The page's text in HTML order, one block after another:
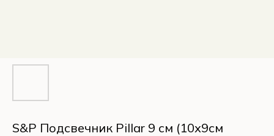
S&P Подсвечник Pillar 9 см (10х9см